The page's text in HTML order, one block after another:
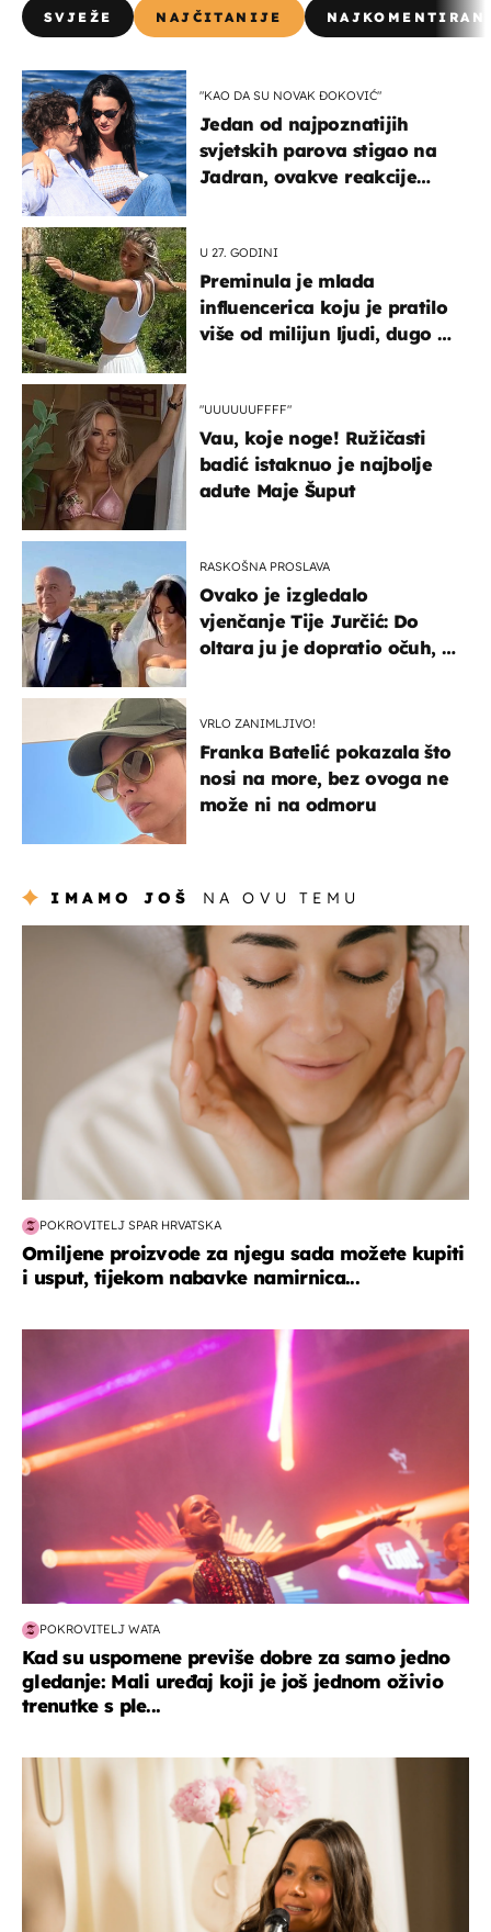
SVJEŽE NAJČITANIJE
"KAO DA SU NOVAK ĐOKOVIĆ"
Jedan od najpoznatijih
svjetskih parova stigao na
Jadran, ovakve reakcije
U 27. GODINI
Preminula je mlada
influencerica koju je pratilo
više od milijun ljudi, dugo se
"UUUUUUFFFF"
Vau, koje noge! Ružičasti
badić istaknuo je najbolje
adute Maje Šuput
RASKOŠNA PROSLAVA
Ovako je izgledalo
vjenčanje Tije Jurčić: Do
oltara ju je dopratio očuh, a
VRLO ZANIMLJIVO!
Franka Batelić pokazala što
nosi na more, bez ovoga ne
može ni na odmoru
IMAMO JOŠ NA OVU TEMU
moda & ljepota
POKROVITELJ SPAR HRVATSKA
Omiljene proizvode za njegu sada možete kupiti
i usput, tijekom nabavke namirnica...
POKROVITELJ WATA
Kad su uspomene previše dobre za samo jedno
gledanje: Mali uređaj koji je još jednom oživio
trenutke s ple...
moda & ljepota